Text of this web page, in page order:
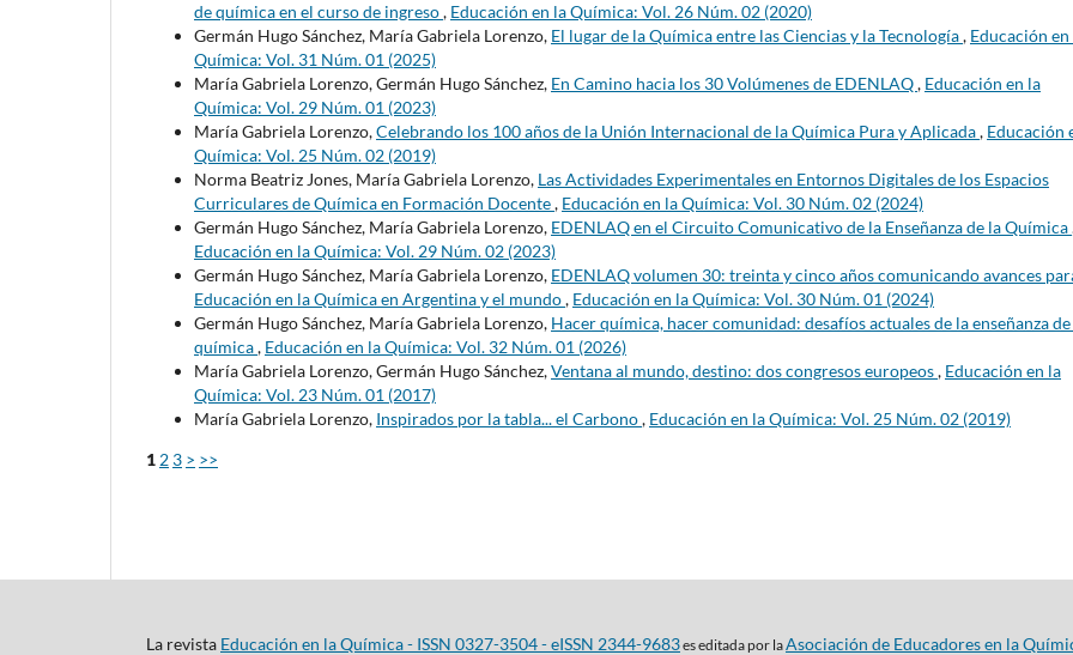
de química en el curso de ingreso, Educación en la Química: Vol. 26 Núm. 02 (2020)
Germán Hugo Sánchez, María Gabriela Lorenzo, El lugar de la Química entre las Ciencias y la Tecnología, Educación en
Química: Vol. 31 Núm. 01 (2025)
María Gabriela Lorenzo, Germán Hugo Sánchez, En Camino hacia los 30 Volúmenes de EDENLAQ, Educación en la
Química: Vol. 29 Núm. 01 (2023)
María Gabriela Lorenzo,Celebrando los 100 años de la Unión Internacional de la Química Pura y Aplicada, Educación
Química: Vol. 25 Núm. 02 (2019)
Norma Beatriz Jones, María Gabriela Lorenzo, Las Actividades Experimentales en Entornos Digitales de los Espacios
Curriculares de Química en Formación Docente, Educación en la Química: Vol. 30 Núm. 02 (2024)
Germán Hugo Sánchez, María Gabriela Lorenzo, EDENLAQ en el Circuito Comunicativo de la Enseñanza de la Química
Educación en la Química: Vol. 29 Núm. 02 (2023)
Germán Hugo Sánchez, María Gabriela Lorenzo, EDENLAQ volumen 30: treinta y cinco años comunicando avances
Educación en la Química en Argentina y el mundo, Educación en la Química: Vol. 30 Núm. 01 (2024)
Germán Hugo Sánchez, María Gabriela Lorenzo, Hacer química, hacer comunidad: desafíos actuales de la enseñanza
química, Educación en la Química: Vol. 32 Núm. 01 (2026)
María Gabriela Lorenzo, Germán Hugo Sánchez,Ventana al mundo, destino: dos congresos europeos, Educación en la
Química: Vol. 23 Núm. 01 (2017)
María Gabriela Lorenzo, Inspirados por la tabla... el Carbono, Educación en la Química: Vol. 25 Núm. 02 (2019)
1 2 3 > >>
La revista Educación en la Química - ISSN 0327-3504 - eISSN 2344-9683es editada por laAsociación de Educadores en la